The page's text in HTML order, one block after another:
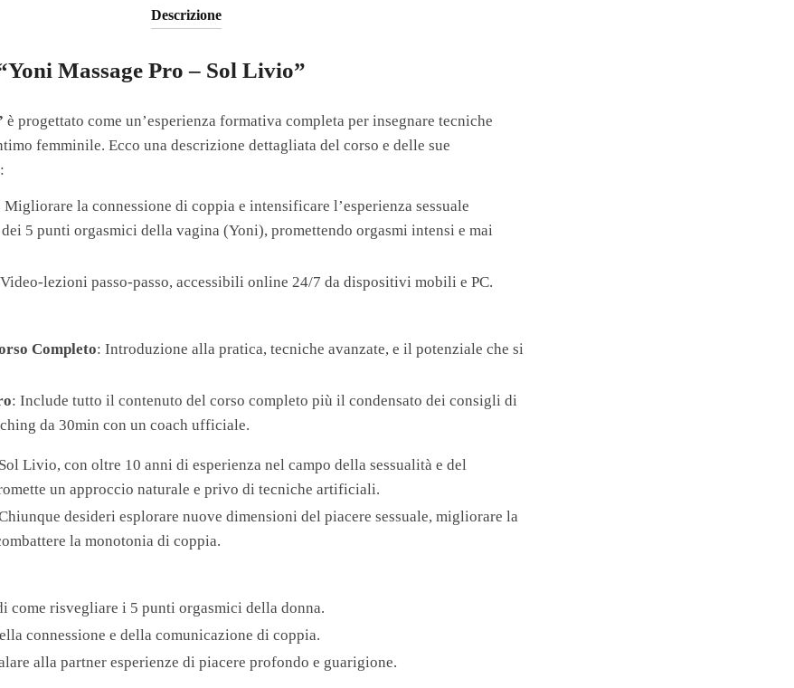
Descrizione
Massage Pro – Sol Livio”
è progettato come un’esperienza formativa completa per insegnare tecniche
femminile. Ecco una descrizione dettagliata del corso e delle sue
Migliorare la connessione di coppia e intensificare l’esperienza sessuale
5 punti orgasmici della vagina (Yoni), promettendo orgasmi intensi e mai
lezioni passo-passo, accessibili online 24/7 da dispositivi mobili e PC.
Completo: Introduzione alla pratica, tecniche avanzate, e il potenziale che si
: Include tutto il contenuto del corso completo più il condensato dei consigli di
da 30min con un coach ufficiale.
Livio, con oltre 10 anni di esperienza nel campo della sessualità e del
un approccio naturale e privo di tecniche artificiali.
desideri esplorare nuove dimensioni del piacere sessuale, migliorare la
la monotonia di coppia.
come risvegliare i 5 punti orgasmici della donna.
connessione e della comunicazione di coppia.
alla partner esperienze di piacere profondo e guarigione.